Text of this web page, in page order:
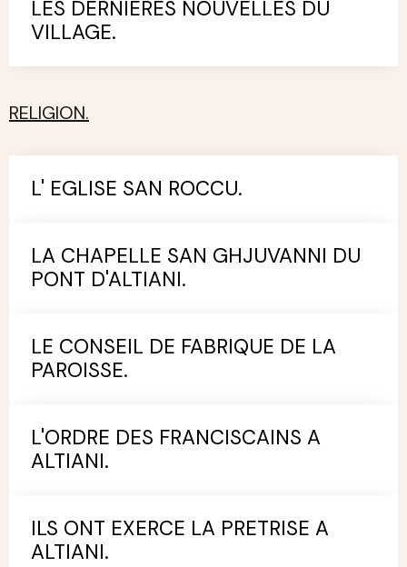
LES DERNIERES NOUVELLES DU
VILLAGE.
RELIGION.
L' EGLISE SAN ROCCU.
LA CHAPELLE SAN GHJUVANNI DU
PONT D'ALTIANI.
LE CONSEIL DE FABRIQUE DE LA
PAROISSE.
L'ORDRE DES FRANCISCAINS A
ALTIANI.
ILS ONT EXERCE LA PRETRISE A
ALTIANI.